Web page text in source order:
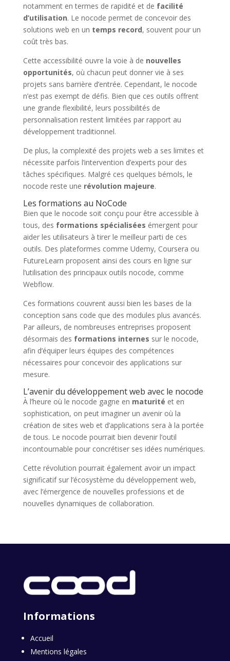
notamment en termes de rapidité et de facilité
d’utilisation. Le nocode permet de concevoir des
solutions web en un temps record, souvent pour un
coût très bas.
Cette accessibilité ouvre la voie à de nouvelles
opportunités, où chacun peut donner vie à ses
projets sans barrière d’entrée. Cependant, le nocode
n’est pas exempt de défis. Bien que ces outils offrent
une grande flexibilité, leurs possibilités de
personnalisation restent limitées par rapport au
développement traditionnel.
De plus, la complexité des projets web a ses limites et
nécessite parfois l’intervention d’experts pour des
tâches spécifiques. Malgré ces quelques bémols, le
nocode reste une révolution majeure.
Les formations au NoCode
Bien que le nocode soit conçu pour être accessible à
tous, des formations spécialisées émergent pour
aider les utilisateurs à tirer le meilleur parti de ces
outils. Des plateformes comme Udemy, Coursera ou
FutureLearn proposent ainsi des cours en ligne sur
l’utilisation des principaux outils nocode, comme
Webflow.
Ces formations couvrent aussi bien les bases de la
conception sans code que des modules plus avancés.
Par ailleurs, de nombreuses entreprises proposent
désormais des formations internes sur le nocode,
afin d’équiper leurs équipes des compétences
nécessaires pour concevoir des applications sur
mesure.
L’avenir du développement web avec le nocode
À l’heure où le nocode gagne en maturité et en
sophistication, on peut imaginer un avenir où la
création de sites web et d’applications sera à la portée
de tous. Le nocode pourrait bien devenir l’outil
incontournable pour concrétiser ses idées numériques.
Cette révolution pourrait également avoir un impact
significatif sur l’écosystème du développement web,
avec l’émergence de nouvelles professions et de
nouvelles dynamiques de collaboration.
Informations
Accueil
Mentions légales